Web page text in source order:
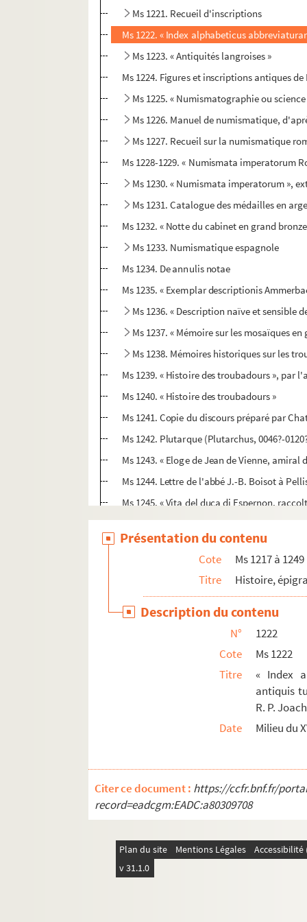
Ms 1221. Recueil d'inscriptions
Ms 1222. « Index alphabeticus
Ms 1223. « Antiquités langroises »
Ms 1224. Figures et inscriptions antiques
Ms 1225. « Numismatographie ou
Ms 1226. Manuel de numismatique,
Ms 1227. Recueil sur la numismatique
Ms 1228-1229. « Numismata imperatorum
Ms 1230. « Numismata imperatorum »,
Ms 1231. Catalogue des médailles en
Ms 1232. « Notte du cabinet en grand
Ms 1233. Numismatique espagnole
Ms 1234. De annulis notae
Ms 1235. « Exemplar descriptionis
Ms 1236. « Description naïve et sensible
Ms 1237. « Mémoire sur les mosaïques
Ms 1238. Mémoires historiques sur les
Ms 1239. « Histoire des troubadours », par
Ms 1240. « Histoire des troubadours »
Ms 1241. Copie du discours préparé par
Ms 1242. Plutarque (Plutarchus, 0046?-
Ms 1243. « Eloge de Jean de Vienne,
Ms 1244. Lettre de l'abbé J.-B. Boisot à
Ms 1245. « Vita del duca di Espernon,
Ms 1246. « Histoire de Madame Henriette
Ms 1247. « La vie de la duchesse de La
Ms 1248. « Vie du duc de Bourgogne, père
Ms 1249. « Mémoire expositif de la vie
Ms 1250 à 1285. Histoire du livre
Ms 1286 à 1296. Histoire, littérature
Présentation du contenu
Cote
Ms 1217 à 1249
Titre
Histoire,
Description du contenu
N°
1222
Cote
Ms 1222
Titre
« Index
antiquis
R. P.
Date
Milieu du
Citer ce document : https://ccfr.bnf.fr/
record=eadcgm:EADC:a80309708
Plan du site Mentions Légales
v 31.1.0